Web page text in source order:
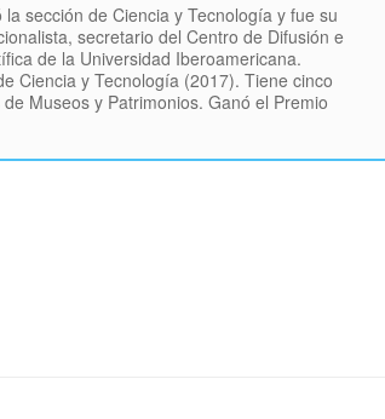
sección de Ciencia y Tecnología y fue su
secretario del Centro de Difusión e
de la Universidad Iberoamericana.
Ciencia y Tecnología (2017). Tiene cinco
Museos y Patrimonios. Ganó el Premio